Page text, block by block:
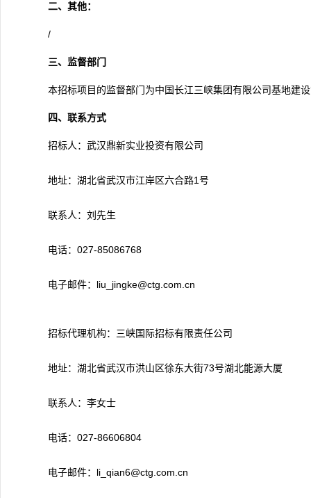
二、其他：
/
三、监督部门
本招标项目的监督部门为中国长江三峡集团有限公司基地建
四、联系方式
招标人：武汉鼎新实业投资有限公司
地址：湖北省武汉市江岸区六合路1号
联系人：刘先生
电话：027-85086768
电子邮件：liu_jingke@ctg.com.cn
招标代理机构：三峡国际招标有限责任公司
地址：湖北省武汉市洪山区徐东大街73号湖北能源大厦
联系人：李女士
电话：027-86606804
电子邮件：li_qian6@ctg.com.cn